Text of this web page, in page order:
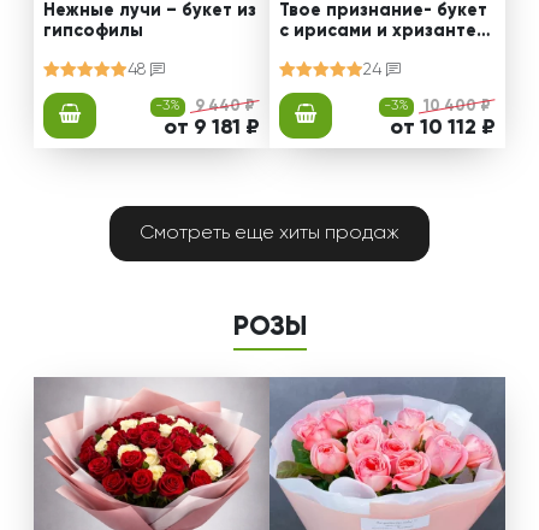
Нежные лучи – букет из
гипсофилы
48
-3% 9 440 ₽
от 9 181 ₽
Твое признание- букет
с ирисами и хризантем
24
-3% 10 400 ₽
от 10 112 ₽
Смотреть еще хиты продаж
РОЗЫ